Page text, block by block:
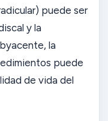
puede ser
y la
la
puede
de vida del